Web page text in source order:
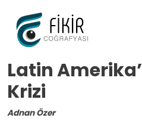
Latin
Krizi
Adnan Özer